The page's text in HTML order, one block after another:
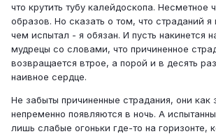
что крутить тубу калейдоскопа. Несметное
образов. Но сказать о том, что страданий
чем испытал - я обязан. И пусть накинется
мудрецы со словами, что причиненное
возвращается втрое, а порой и в десять
наивное сердце.
Не забыты причиненные страдания, они как
непременно появляются в ночь. А
лишь слабые огоньки где-то на горизонте,